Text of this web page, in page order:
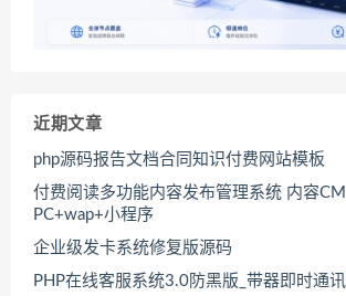
近期文章
php源码报告文档合同知识付费网站模板
付费阅读多功能内容发布管理系统 内容
PC+wap+小程序
企业级发卡系统修复版源码
PHP在线客服系统3.0防黑版_带器即时通